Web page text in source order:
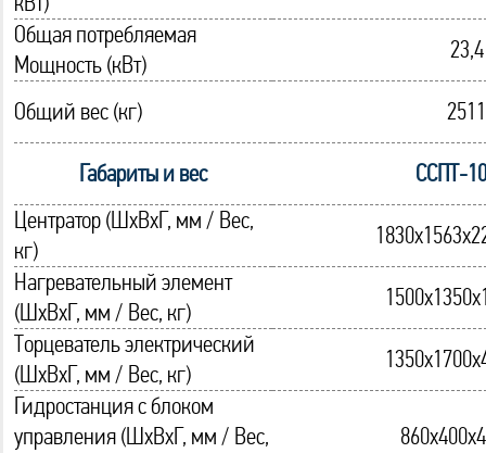
Общая потребляемая
Мощность (кВт)
23,4
Общий вес (кг) 2511
Габариты и вес
ССПТ-
Центратор (ШхВхГ, мм / Вес,
кг)
Нагревательный элемент
(ШхВхГ, мм / Вес, кг)
Торцеватель электрический
(ШхВхГ, мм / Вес, кг)
Гидростанция с блоком
управления (ШхВхГ, мм / Вес,